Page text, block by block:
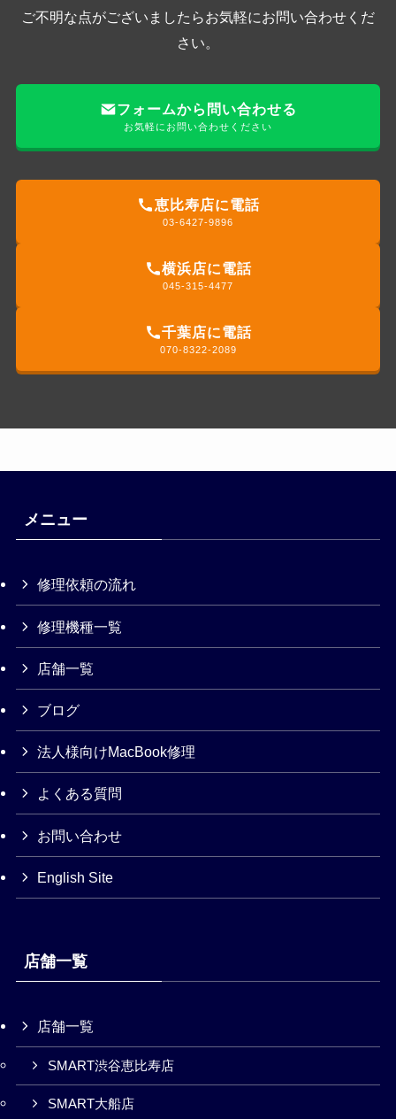
ご不明な点がございましたらお気軽にお問い合わせくだ
さい。
フォームから問い合わせる
お気軽にお問い合わせください
恵比寿店に電話
03-6427-9896
横浜店に電話
045-315-4477
千葉店に電話
070-8322-2089
メニュー
修理依頼の流れ
修理機種一覧
店舗一覧
ブログ
法人様向けMacBook修理
よくある質問
お問い合わせ
English Site
店舗一覧
店舗一覧
SMART渋谷恵比寿店
SMART大船店